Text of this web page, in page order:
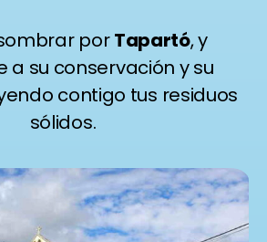
porTapartó, y
a su conservación y su
contigo tus residuos
sólidos.